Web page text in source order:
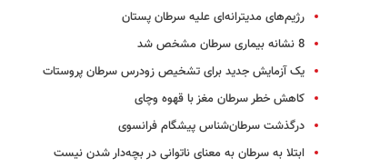
رژیم‌های مدیترانه‌ای علیه سرطان پستان
8 نشانه بیماری سرطان مشخص شد
یک آزمایش جدید برای تشخیص زودرس سرطان پروستات
کاهش خطر سرطان مغز با قهوه وچای
درگذشت سرطان‌شناس پیشگام فرانسوی
ابتلا به سرطان به معنای ناتوانی در بچه‌دار شدن نیست